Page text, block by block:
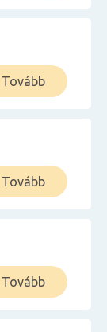
Tovább
Tovább
Tovább